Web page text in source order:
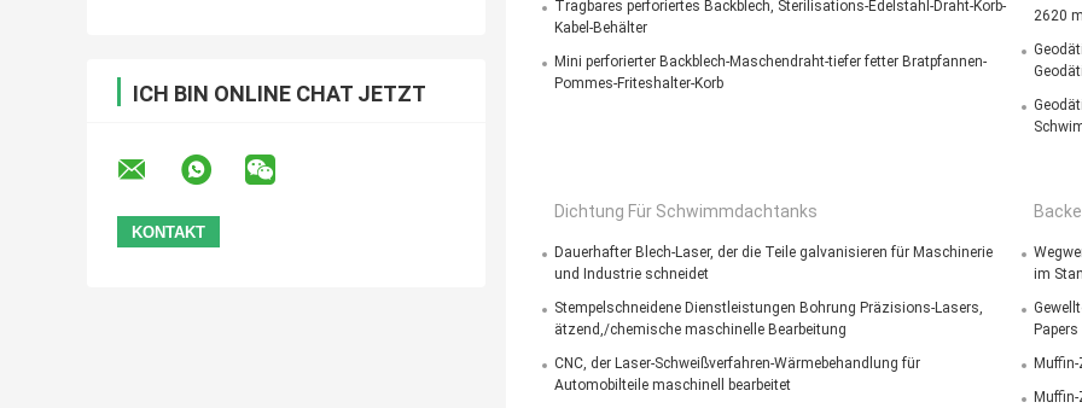
ICH BIN ONLINE CHAT JETZT
Tragbares perforiertes Backblech, Sterilisations-Edelstahl-Draht-Korb-
Kabel-Behälter
Mini perforierter Backblech-Maschendraht-tiefer fetter Bratpfannen-
Pommes-Friteshalter-Korb
2620
Dichtung Für Schwimmdachtanks
Dauerhafter Blech-Laser, der die Teile galvanisieren für Maschinerie
und Industrie schneidet
Stempelschneidene Dienstleistungen Bohrung Präzisions-Lasers,
ätzend,/chemische maschinelle Bearbeitung
CNC, der Laser-Schweißverfahren-Wärmebehandlung für
Automobilteile maschinell bearbeitet
im